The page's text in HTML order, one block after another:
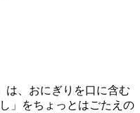
は、おにぎりを口に含む
」をちょっとはごたえの